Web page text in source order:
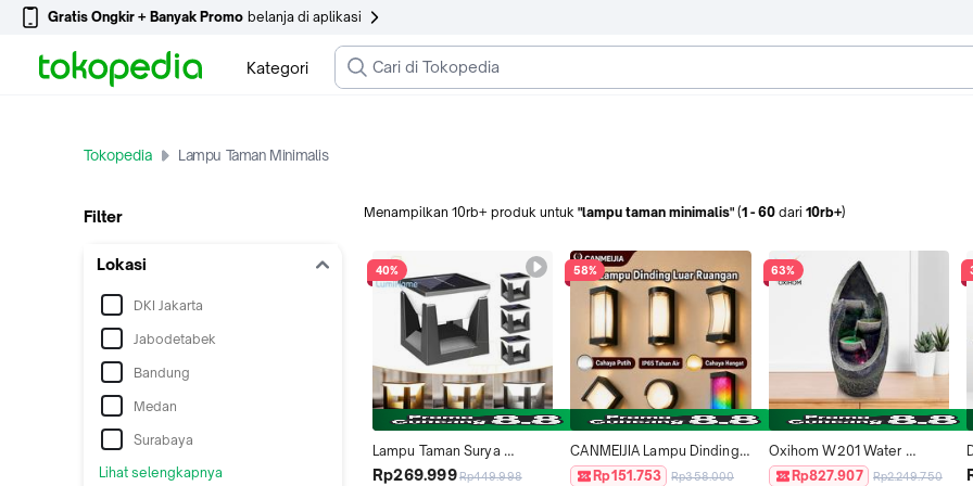
Gratis Ongkir + Banyak Promo belanja di aplikasi
Kategori
Tokopedia Lampu Taman Minimalis
Filter
Lokasi
DKI Jakarta
Jabodetabek
Bandung
Medan
Surabaya
Lihat selengkapnya
Menampilkan 10rb+ produk untuk "lampu taman minimalis" (1 -60 dari 10rb+)
40%
Lampu Taman Surya
Minimalis Tahan Air IP67 /
Rp269.999Rp449.998
58%
CANMEIJIA Lampu Dinding
LED 2 Arah 12W Waterproof
Rp151.753 Rp358.000
63%
Oxihom W201 Water
Fountain Ornament Articles
Rp827.907 Rp2.249.750